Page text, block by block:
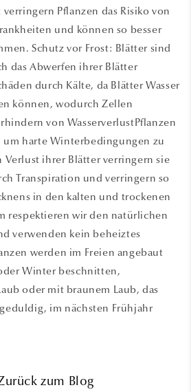
Pflanzen das Risiko von
und können so besser
Schutz vor Frost: Blätter sind
das Abwerfen ihrer Blätter
durch Kälte, da Blätter Wasser
können, wodurch Zellen
von WasserverlustPflanzen
um harte Winterbedingungen zu
ihrer Blätter verringern sie
Transpiration und verringern so
in den kalten und trockenen
respektieren wir den natürlichen
verwenden kein beheiztes
werden im Freien angebaut
Winter beschnitten,
oder mit braunem Laub, das
im nächsten Frühjahr
zum Blog